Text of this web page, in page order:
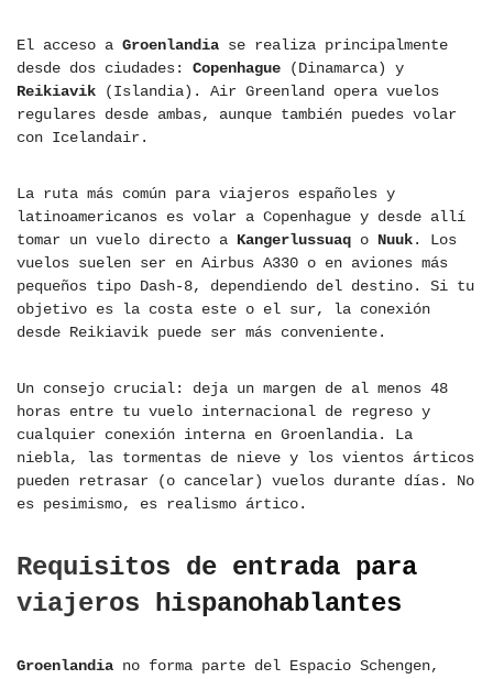
El acceso a Groenlandia se realiza principalmente
desde dos ciudades: Copenhague (Dinamarca) y
Reikiavik (Islandia). Air Greenland opera vuelos
regulares desde ambas, aunque también puedes volar
con Icelandair.
La ruta más común para viajeros españoles y
latinoamericanos es volar a Copenhague y desde allí
tomar un vuelo directo a Kangerlussuaq o Nuuk. Los
vuelos suelen ser en Airbus A330 o en aviones más
pequeños tipo Dash-8, dependiendo del destino. Si tu
objetivo es la costa este o el sur, la conexión
desde Reikiavik puede ser más conveniente.
Un consejo crucial: deja un margen de al menos 48
horas entre tu vuelo internacional de regreso y
cualquier conexión interna en Groenlandia. La
niebla, las tormentas de nieve y los vientos árticos
pueden retrasar (o cancelar) vuelos durante días. No
es pesimismo, es realismo ártico.
Requisitos de entrada para
viajeros hispanohablantes
Groenlandia no forma parte del Espacio Schengen,